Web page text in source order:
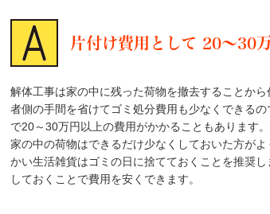
片付け費用として 20～30
解体工事は家の中に残った荷物を撤去することか
者側の手間を省けてゴミ処分費用も少なくできる
で20～30万円以上の費用がかかることもあります。
家の中の荷物はできるだけ少なくしておいた方が
かい生活雑貨はゴミの日に捨てておくことを推奨
しておくことで費用を安くできます。